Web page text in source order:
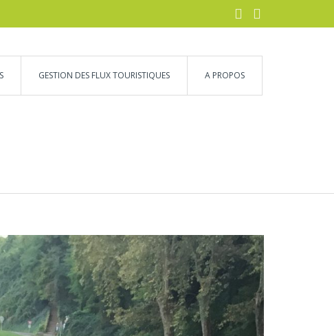
GESTION DES FLUX TOURISTIQUES A PROPOS